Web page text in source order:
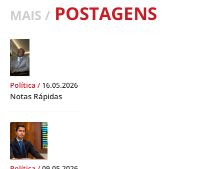
MAIS / POSTAGENS
Política / 16.05.2026
Notas Rápidas